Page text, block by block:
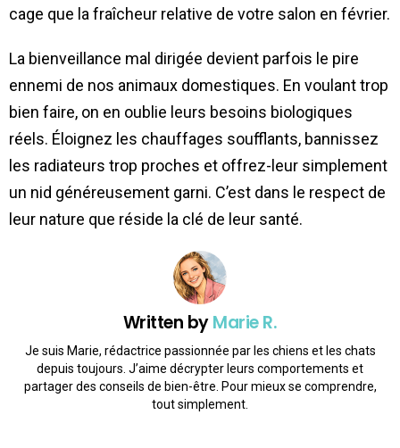
cage que la fraîcheur relative de votre salon en février.
La bienveillance mal dirigée devient parfois le pire
ennemi de nos animaux domestiques. En voulant trop
bien faire, on en oublie leurs besoins biologiques
réels. Éloignez les chauffages soufflants, bannissez
les radiateurs trop proches et offrez-leur simplement
un nid généreusement garni. C’est dans le respect de
leur nature que réside la clé de leur santé.
Written byMarie R.
Je suis Marie, rédactrice passionnée par les chiens et les chats
depuis toujours. J’aime décrypter leurs comportements et
partager des conseils de bien-être. Pour mieux se comprendre,
tout simplement.